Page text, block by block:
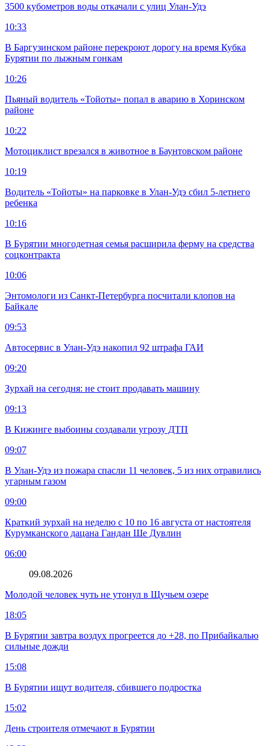
3500 кубометров воды откачали с улиц Улан-Удэ
10:33
В Баргузинском районе перекроют дорогу на время Кубка
Бурятии по лыжным гонкам
10:26
Пьяный водитель «Тойоты» попал в аварию в Хоринском
районе
10:22
Мотоциклист врезался в животное в Баунтовском районе
10:19
Водитель «Тойоты» на парковке в Улан-Удэ сбил 5-летнего
ребенка
10:16
В Бурятии многодетная семья расширила ферму на средства
соцконтракта
10:06
Энтомологи из Санкт-Петербурга посчитали клопов на
Байкале
09:53
Автосервис в Улан-Удэ накопил 92 штрафа ГАИ
09:20
Зурхай на сегодня: не стоит продавать машину
09:13
В Кижинге выбоины создавали угрозу ДТП
09:07
В Улан-Удэ из пожара спасли 11 человек, 5 из них отравились
угарным газом
09:00
Краткий зурхай на неделю с 10 по 16 августа от настоятеля
Курумканского дацана Гандан Ше Дувлин
06:00
09.08.2026
Молодой человек чуть не утонул в Щучьем озере
18:05
В Бурятии завтра воздух прогреется до +28, по Прибайкалью
сильные дожди
15:08
В Бурятии ищут водителя, сбившего подростка
15:02
День строителя отмечают в Бурятии